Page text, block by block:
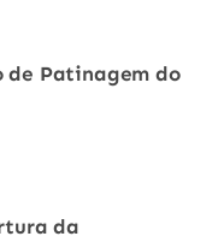
de Patinagem do
da